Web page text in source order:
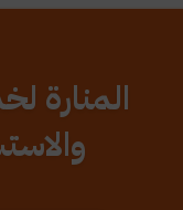
المنارة